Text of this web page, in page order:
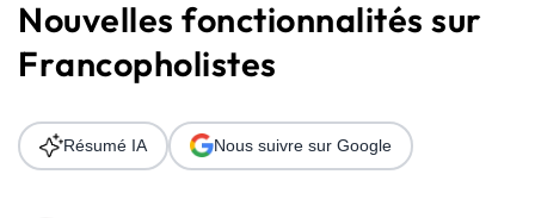
Ressources
Audit SEO
Nouvelles fonctionnalités sur
Francopholistes
Résumé IA Nous suivre sur Google